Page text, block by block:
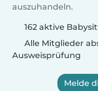
auszuhandeln.
162 aktive
Alle Mitglieder
Ausweisprüfung
Melde